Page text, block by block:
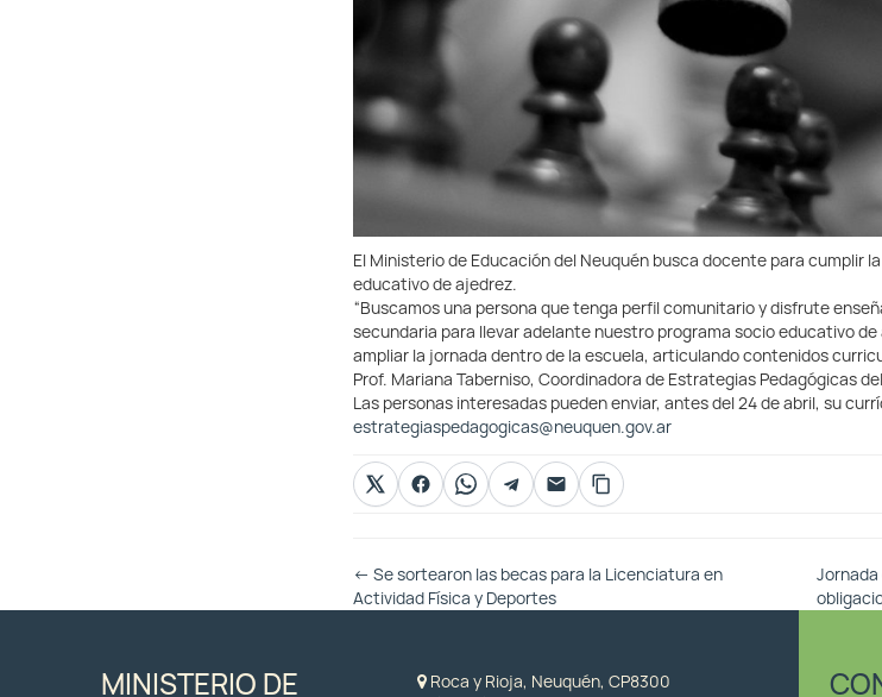
El Ministerio de Educación del Neuquén busca docente para cumplir
educativo de ajedrez.
“Buscamos una persona que tenga perfil comunitario y disfrute
secundaria para llevar adelante nuestro programa socio educativo
ampliar la jornada dentro de la escuela, articulando contenidos
Prof. Mariana Taberniso, Coordinadora de Estrategias Pedagógicas
Las personas interesadas pueden enviar, antes del 24 de abril, su
estrategiaspedagogicas@neuquen.gov.ar
Otras
Entradas
← Se sortearon las becas para la Licenciatura en
Actividad Física y Deportes
Jornada
MINISTERIO DE
Roca y Rioja, Neuquén, CP8300